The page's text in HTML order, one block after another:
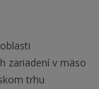
zariadení v mäso
trhu